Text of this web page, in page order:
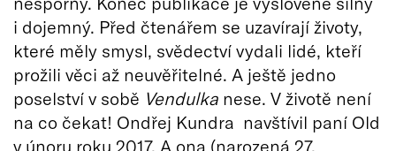
i dojemný. Před čtenářem se uzavírají životy,
které měly smysl, svědectví vydali lidé, kteří
prožili věci až neuvěřitelné. A ještě jedno
poselství v sobě Vendulka nese. V životě není
na co čekat! Ondřej Kundra navštívil paní Old
v únoru roku 2017. A ona (narozená 27.